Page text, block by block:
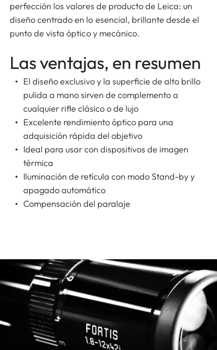
perfección los valores de producto de Leica: un
diseño centrado en lo esencial, brillante desde el
punto de vista óptico y mecánico.
Las ventajas, en resumen
El diseño exclusivo y la superficie de alto brillo
pulida a mano sirven de complemento a
cualquier rifle clásico o de lujo
Excelente rendimiento óptico para una
adquisición rápida del objetivo
Ideal para usar con dispositivos de imagen
térmica
Iluminación de retícula con modo Stand-by y
apagado automático
Compensación del paralaje